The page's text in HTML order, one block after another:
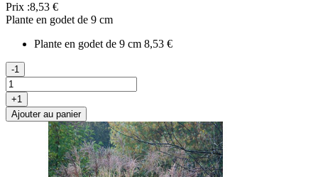
Prix :8,53 €
Plante en godet de 9 cm
Plante en godet de 9 cm 8,53 €
-1
+1
Ajouter au panier